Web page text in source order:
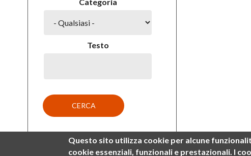
Testo
Questo sito utilizza cookie per alcune
cookie essenziali, funzionali e prestazionali. I